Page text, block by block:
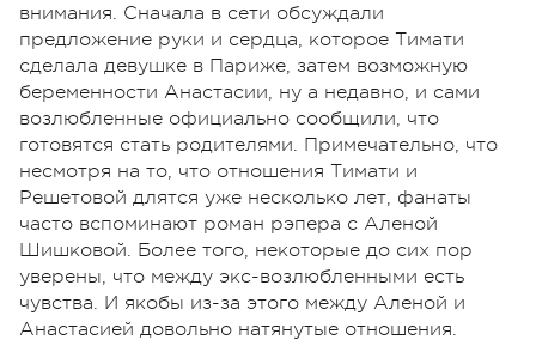
внимания. Сначала в сети обсуждали
предложение руки и сердца, которое Тимати
сделала девушке в Париже, затем возможную
беременности Анастасии, ну а недавно, и сами
возлюбленные официально сообщили, что
готовятся стать родителями. Примечательно, что
несмотря на то, что отношения Тимати и
Решетовой длятся уже несколько лет, фанаты
часто вспоминают роман рэпера с Аленой
Шишковой. Более того, некоторые до сих пор
уверены, что между экс-возлюбленными есть
чувства. И якобы из-за этого между Аленой и
Анастасией довольно натянутые отношения.